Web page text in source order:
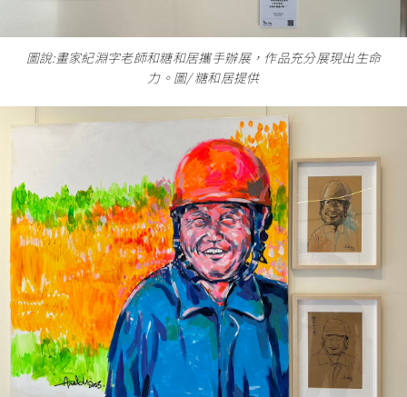
圖說:畫家紀淵字老師和糖和居攜手辦展，作品充分展現出生命
力。圖/ 糖和居提供